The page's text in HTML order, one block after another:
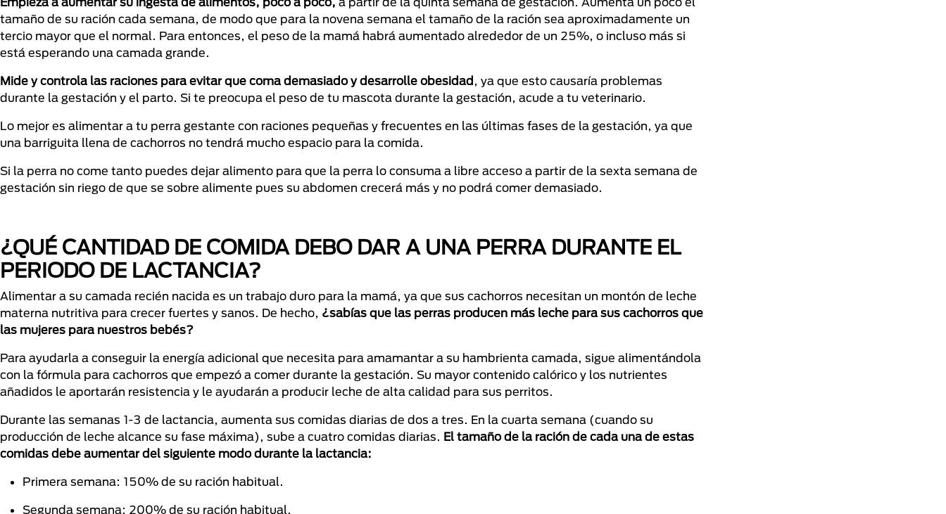
tamaño de su ración cada semana, de modo que para la novena semana el tamaño de la ración sea aproximadamente un
tercio mayor que el normal. Para entonces, el peso de la mamá habrá aumentado alrededor de un 25%, o incluso más si
está esperando una camada grande.
Mide y controla las raciones para evitar que coma demasiado y desarrolle obesidad , ya que esto causaría problemas
durante la gestación y el parto. Si te preocupa el peso de tu mascota durante la gestación, acude a tu veterinario.
Lo mejor es alimentar a tu perra gestante con raciones pequeñas y frecuentes en las últimas fases de la gestación, ya que
una barriguita llena de cachorros no tendrá mucho espacio para la comida.
Si la perra no come tanto puedes dejar alimento para que la perra lo consuma a libre acceso a partir de la sexta semana de
gestación sin riego de que se sobre alimente pues su abdomen crecerá más y no podrá comer demasiado.
¿QUÉ CANTIDAD DE COMIDA DEBO DAR A UNA PERRA DURANTE EL
PERIODO DE LACTANCIA?
Alimentar a su camada recién nacida es un trabajo duro para la mamá, ya que sus cachorros necesitan un montón de leche
materna nutritiva para crecer fuertes y sanos. De hecho, ¿sabías que las perras producen más leche para sus cachorros que
las mujeres para nuestros bebés?
Para ayudarla a conseguir la energía adicional que necesita para amamantar a su hambrienta camada, sigue alimentándola
con la fórmula para cachorros que empezó a comer durante la gestación. Su mayor contenido calórico y los nutrientes
añadidos le aportarán resistencia y le ayudarán a producir leche de alta calidad para sus perritos.
Durante las semanas 1-3 de lactancia, aumenta sus comidas diarias de dos a tres. En la cuarta semana (cuando su
producción de leche alcance su fase máxima), sube a cuatro comidas diarias. El tamaño de la ración de cada una de estas
comidas debe aumentar del siguiente modo durante la lactancia:
Primera semana: 150% de su ración habitual.
Segunda semana: 200% de su ración habitual.